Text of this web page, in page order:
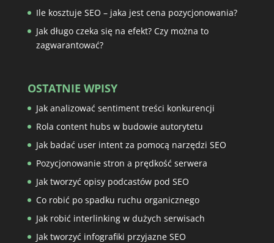
Ile kosztuje SEO – jaka jest cena pozycjonowania?
Jak długo czeka się na efekt? Czy można to
zagwarantować?
OSTATNIE WPISY
Jak analizować sentiment treści konkurencji
Rola content hubs w budowie autorytetu
Jak badać user intent za pomocą narzędzi SEO
Pozycjonowanie stron a prędkość serwera
Jak tworzyć opisy podcastów pod SEO
Co robić po spadku ruchu organicznego
Jak robić interlinking w dużych serwisach
Jak tworzyć infografiki przyjazne SEO